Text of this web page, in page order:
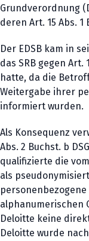
Grundverordnung
deren Art. 15 Abs. 1
Der EDSB kam in
das SRB gegen
hatte, da die
Weitergabe ihrer
informiert wurden.
Als Konsequenz
Abs. 2 Buchst. b
qualifizierte die
als
alphanumerischen
Deloitte keine
Deloitte wurde